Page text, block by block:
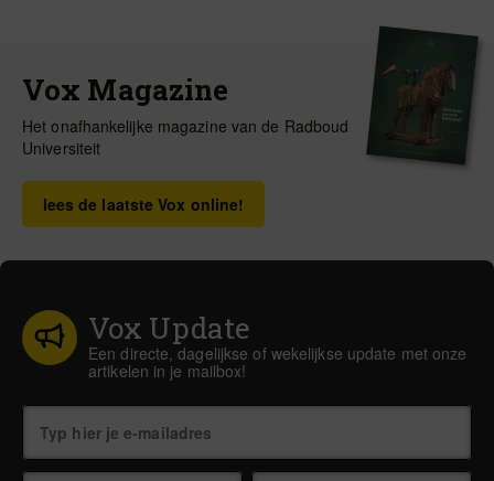
Vox Magazine
Het onafhankelijke magazine van de Radboud
Universiteit
lees de laatste Vox online!
Vox Update
Een directe, dagelijkse of wekelijkse update met onze
artikelen in je mailbox!